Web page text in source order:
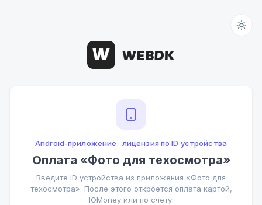
Android-приложение · лицензия по ID устройства
Оплата «Фото для техосмотра»
Введите ID устройства из приложения «Фото для
техосмотра». После этого откроется оплата картой,
ЮMoney или по счёту.